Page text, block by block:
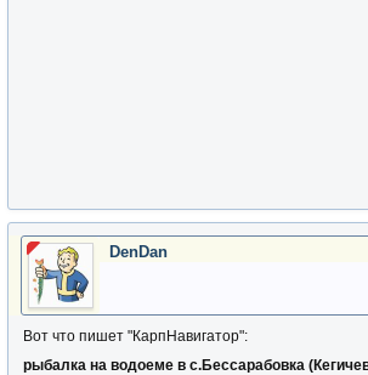
DenDan
Вот что пишет "КарпНавигатор":
рыбалка на водоеме в с.Бессарабовка